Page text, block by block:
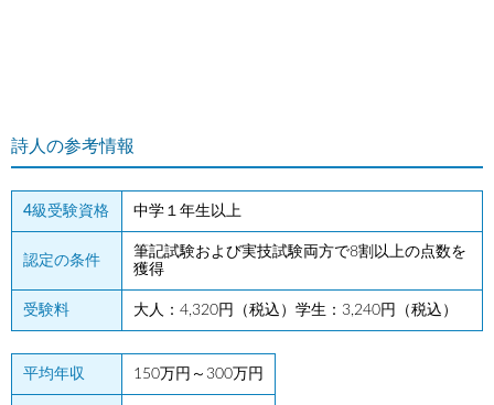
詩人の参考情報
4級受験資格 中学１年生以上
認定の条件
筆記試験および実技試験両方で8割以上の点数を
獲得
受験料 大人：4,320円（税込）学生：3,240円（税込）
平均年収 150万円～300万円